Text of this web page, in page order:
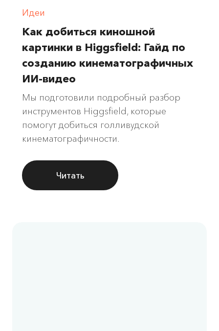
Идеи
Как добиться киношной
картинки в Higgsfield: Гайд по
созданию кинематографичных
ИИ-видео
Мы подготовили подробный разбор
инструментов Higgsfield, которые
помогут добиться голливудской
кинематографичности.
Читать